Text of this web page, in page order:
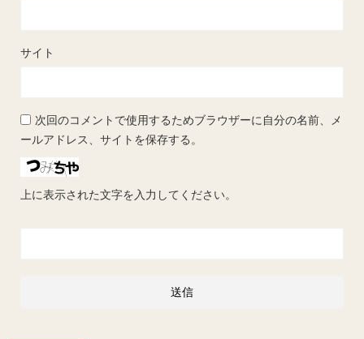
サイト
次回のコメントで使用するためブラウザーに自分の名前、メ
ールアドレス、サイトを保存する。
上に表示された文字を入力してください。